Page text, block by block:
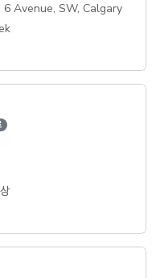
Avenue, SW, Calgary